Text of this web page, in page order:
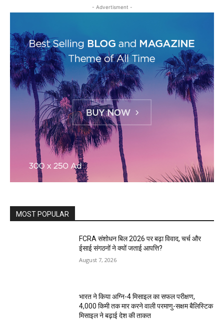
- Advertisment -
MOST POPULAR
FCRA संशोधन बिल 2026 पर बढ़ा विवाद, चर्च और
ईसाई संगठनों ने क्यों जताई आपत्ति?
August 7, 2026
भारत ने किया अग्नि-4 मिसाइल का सफल परीक्षण,
4,000 किमी तक मार करने वाली परमाणु-सक्षम बैलिस्टिक
मिसाइल ने बढ़ाई देश की ताकत